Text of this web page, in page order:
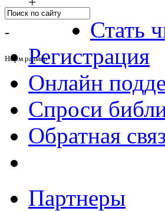
-
Норм.размер
Стать
Регистрация
Онлайн
Спроси
Обратная
Партнеры